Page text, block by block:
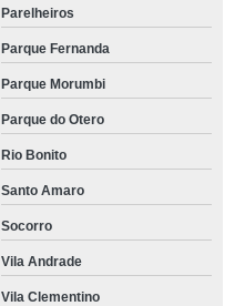
Parelheiros
Parque Fernanda
Parque Morumbi
Parque do Otero
Rio Bonito
Santo Amaro
Socorro
Vila Andrade
Vila Clementino